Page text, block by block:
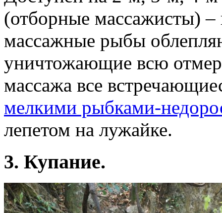
(отборные массажисты) –
массажные рыбы
уничтожающие всю
массажа все
мелкими рыбками-
лепетом на лужайке.
3. Купание.